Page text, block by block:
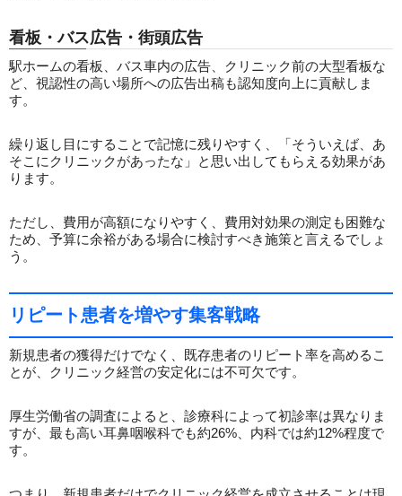
看板・バス広告・街頭広告
駅ホームの看板、バス車内の広告、クリニック前の大型看板な
ど、視認性の高い場所への広告出稿も認知度向上に貢献しま
す。
繰り返し目にすることで記憶に残りやすく、「そういえば、あ
そこにクリニックがあったな」と思い出してもらえる効果があ
ります。
ただし、費用が高額になりやすく、費用対効果の測定も困難な
ため、予算に余裕がある場合に検討すべき施策と言えるでしょ
う。
リピート患者を増やす集客戦略
新規患者の獲得だけでなく、既存患者のリピート率を高めるこ
とが、クリニック経営の安定化には不可欠です。
厚生労働省の調査によると、診療科によって初診率は異なりま
すが、最も高い耳鼻咽喉科でも約26%、内科では約12%程度で
す。